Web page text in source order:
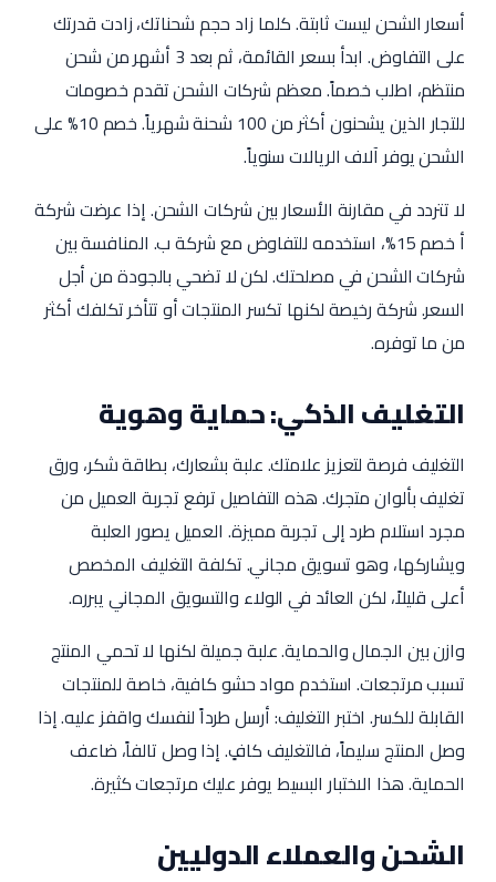
أسعار الشحن ليست ثابتة. كلما زاد حجم شحناتك، زادت قدرتك
على التفاوض. ابدأ بسعر القائمة، ثم بعد 3 أشهر من شحن
منتظم، اطلب خصماً. معظم شركات الشحن تقدم خصومات
للتجار الذين يشحنون أكثر من 100 شحنة شهرياً. خصم 10% على
الشحن يوفر آلاف الريالات سنوياً.
لا تتردد في مقارنة الأسعار بين شركات الشحن. إذا عرضت شركة
أ خصم 15%، استخدمه للتفاوض مع شركة ب. المنافسة بين
شركات الشحن في مصلحتك. لكن لا تضحي بالجودة من أجل
السعر. شركة رخيصة لكنها تكسر المنتجات أو تتأخر تكلفك أكثر
من ما توفره.
التغليف الذكي: حماية وهوية
التغليف فرصة لتعزيز علامتك. علبة بشعارك، بطاقة شكر، ورق
تغليف بألوان متجرك. هذه التفاصيل ترفع تجربة العميل من
مجرد استلام طرد إلى تجربة مميزة. العميل يصور العلبة
ويشاركها، وهو تسويق مجاني. تكلفة التغليف المخصص
أعلى قليلاً، لكن العائد في الولاء والتسويق المجاني يبرره.
وازن بين الجمال والحماية. علبة جميلة لكنها لا تحمي المنتج
تسبب مرتجعات. استخدم مواد حشو كافية، خاصة للمنتجات
القابلة للكسر. اختبر التغليف: أرسل طرداً لنفسك واقفز عليه. إذا
وصل المنتج سليماً، فالتغليف كافٍ. إذا وصل تالفاً، ضاعف
الحماية. هذا الاختبار البسيط يوفر عليك مرتجعات كثيرة.
الشحن والعملاء الدوليين